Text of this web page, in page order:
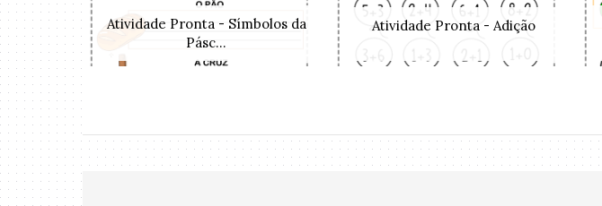
Atividade Pronta - Símbolos da
Pásc...
Atividade Pronta - Adição